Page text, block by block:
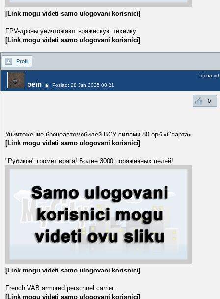
[Link mogu videti samo ulogovani korisnici]
FPV-дроны уничтожают вражескую технику
[Link mogu videti samo ulogovani korisnici]
Profil
pein Poslao: 28 Jun 2025 00:21
Idi na vrh
0
Уничтожение бронеавтомобилей ВСУ силами 80 орб «Спарта»
[Link mogu videti samo ulogovani korisnici]
"Рубикон" громит врага! Более 3000 пораженных целей!
[Link mogu videti samo ulogovani korisnici]
French VAB armored personnel carrier.
[Link mogu videti samo ulogovani korisnici]